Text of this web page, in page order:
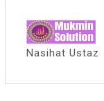
Nasihat Ustaz